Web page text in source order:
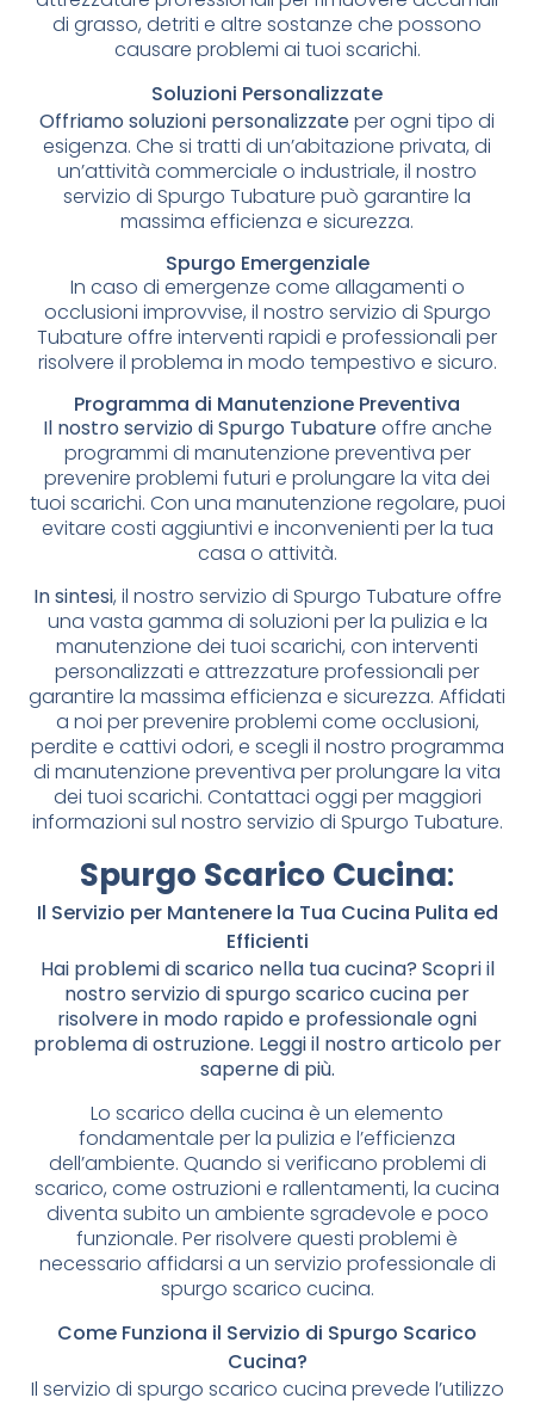
di grasso, detriti e altre sostanze che possono
causare problemi ai tuoi scarichi.
Soluzioni Personalizzate
Offriamo soluzioni personalizzateper ogni tipo di
esigenza. Che si tratti di un’abitazione privata, di
un’attività commerciale o industriale, il nostro
servizio di Spurgo Tubature può garantire la
massima efficienza e sicurezza.
Spurgo Emergenziale
In caso di emergenze come allagamenti o
occlusioni improvvise, il nostro servizio di Spurgo
Tubature offre interventi rapidi e professionali per
risolvere il problema in modo tempestivo e sicuro.
Programma di Manutenzione Preventiva
Il nostro servizio di Spurgo Tubatureoffre anche
programmi di manutenzione preventiva per
prevenire problemi futuri e prolungare la vita dei
tuoi scarichi. Con una manutenzione regolare, puoi
evitare costi aggiuntivi e inconvenienti per la tua
casa o attività.
In sintesi, il nostro servizio di Spurgo Tubature offre
una vasta gamma di soluzioni per la pulizia e la
manutenzione dei tuoi scarichi, con interventi
personalizzati e attrezzature professionali per
garantire la massima efficienza e sicurezza. Affidati
a noi per prevenire problemi come occlusioni,
perdite e cattivi odori, e scegli il nostro programma
di manutenzione preventiva per prolungare la vita
dei tuoi scarichi. Contattaci oggi per maggiori
informazioni sul nostro servizio di Spurgo Tubature.
Spurgo Scarico Cucina:
Il Servizio per Mantenere la Tua Cucina Pulita ed
Efficienti
Hai problemi di scarico nella tua cucina? Scopri il
nostro servizio di spurgo scarico cucina per
risolvere in modo rapido e professionale ogni
problema di ostruzione. Leggi il nostro articolo per
saperne di più.
Lo scarico della cucina è un elemento
fondamentale per la pulizia e l’efficienza
dell’ambiente. Quando si verificano problemi di
scarico, come ostruzioni e rallentamenti, la cucina
diventa subito un ambiente sgradevole e poco
funzionale. Per risolvere questi problemi è
necessario affidarsi a un servizio professionale di
spurgo scarico cucina.
Come Funziona il Servizio di Spurgo Scarico
Cucina?
Il servizio di spurgo scarico cucina prevede l’utilizzo